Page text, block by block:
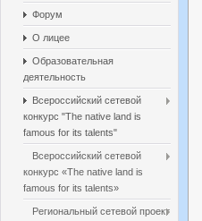
Форум
О лицее
Образовательная
деятельность
Всероссийский сетевой
конкурс "The native land is
famous for its talents"
Всероссийский сетевой
конкурс «The native land is
famous for its talents»
Региональный сетевой проект